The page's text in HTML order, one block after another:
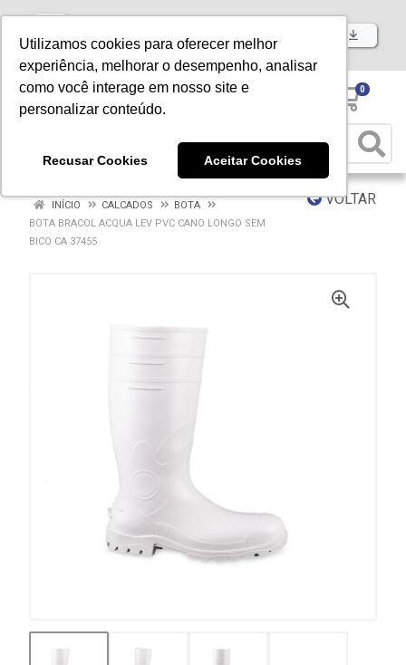
Utilizamos cookies para oferecer melhor
experiência, melhorar o desempenho, analisar
como você interage em nosso site e
personalizar conteúdo.
Recusar Cookies Aceitar Cookies
Baixe já nosso APP
0
VOLTAR
INÍCIO CALCADOS
BOTA
BOTA BRACOL ACQUA LEV PVC CANO LONGO SEM
BICO CA 37455